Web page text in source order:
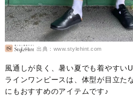
出典：www.stylehint.com
風通しが良く、暑い夏でも着やすい
ラインワンピースは、体型が目立た
にもおすすめのアイテムです♪